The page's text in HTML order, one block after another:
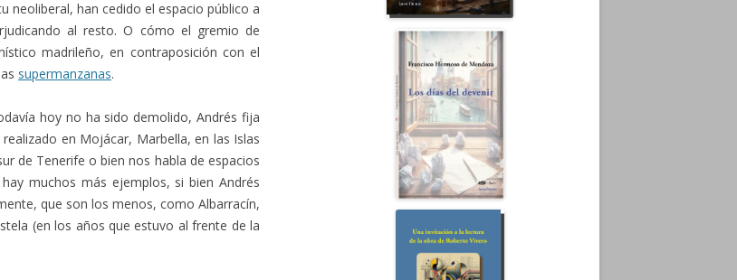
neoliberal, han cedido el espacio público a
al resto. O cómo el gremio de
madrileño, en contraposición con el
supermanzanas.
hoy no ha sido demolido, Andrés fija
en Mojácar, Marbella, en las Islas
de Tenerife o bien nos habla de espacios
muchos más ejemplos, si bien Andrés
que son los menos, como Albarracín,
(en los años que estuvo al frente de la